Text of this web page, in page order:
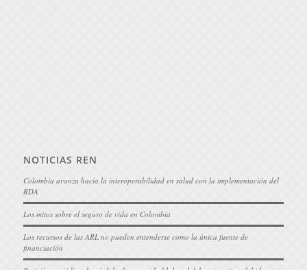
NOTICIAS REN
Colombia avanza hacia la interoperabilidad en salud con la implementación del
RDA
Los mitos sobre el seguro de vida en Colombia
Los recursos de las ARL no pueden entenderse como la única fuente de
financiación